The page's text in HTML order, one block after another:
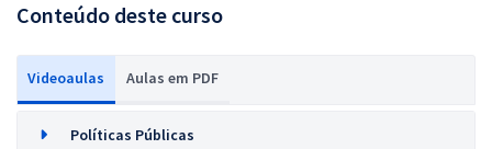
Conteúdo deste curso
Videoaulas Aulas em PDF
Políticas Públicas